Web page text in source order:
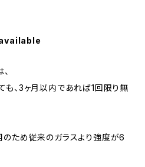
も、3ヶ月以内であれば1回限り無
のため従来のガラスより強度が6